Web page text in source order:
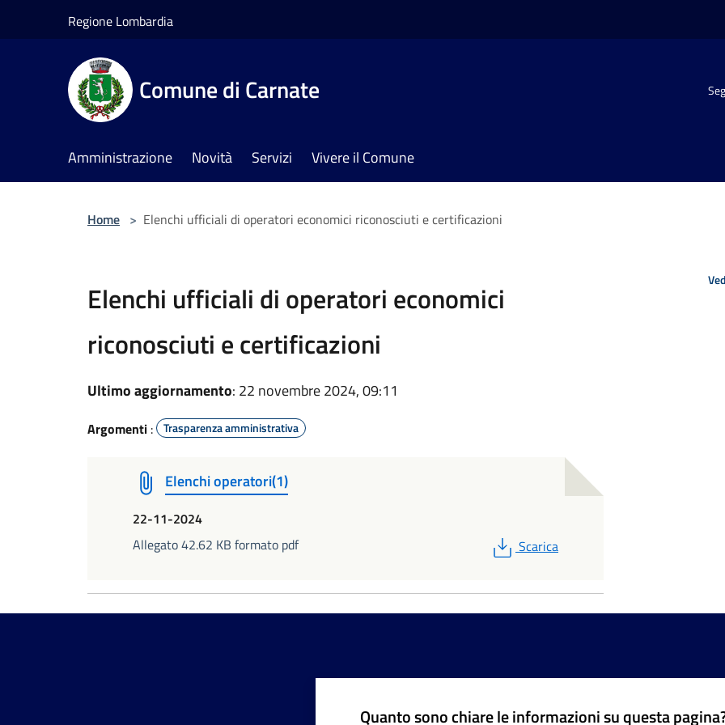
Regione Lombardia
Comune di Carnate
Amministrazione Novità Servizi Vivere il Comune
Home > Elenchi ufficiali di operatori economici riconosciuti e certificazioni
Elenchi ufficiali di operatori economici
riconosciuti e certificazioni
Ultimo aggiornamento: 22 novembre 2024, 09:11
Argomenti : Trasparenza amministrativa
Elenchi operatori(1)
22-11-2024
Allegato 42.62 KB formato pdf
PDF
Scarica
Quanto sono chiare le informazioni su questa